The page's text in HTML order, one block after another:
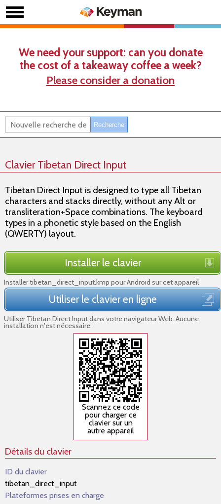
We need your support: can you donate
the cost of a takeaway coffee a week?
Please consider a donation
Clavier Tibetan Direct Input
Tibetan Direct Input is designed to type all Tibetan
characters and stacks directly, without any Alt or
transliteration+Space combinations. The keyboard
types in a phonetic style based on the English
(QWERTY) layout.
Installer le clavier
Installer tibetan_direct_input.kmp pour Android sur cet appareil
Utiliser le clavier en ligne
Utiliser Tibetan Direct Input dans votre navigateur Web. Aucune
installation n'est nécessaire.
Scannez ce code
pour charger ce
clavier sur un
autre appareil
Détails du clavier
ID du clavier
tibetan_direct_input
Plateformes prises en charge